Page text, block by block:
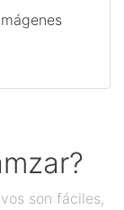
son fáciles,